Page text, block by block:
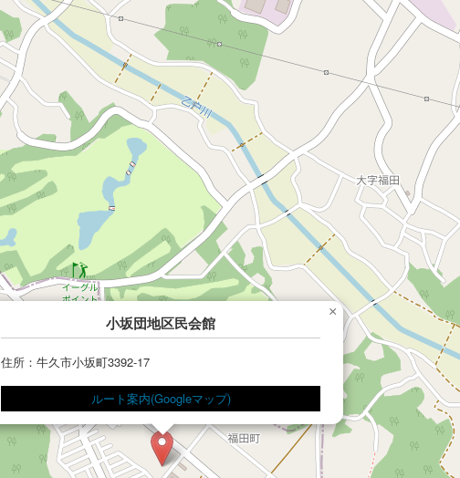
小坂団地区民会館
住所：牛久市小坂町3392-17
ルート案内(Googleマップ)
×